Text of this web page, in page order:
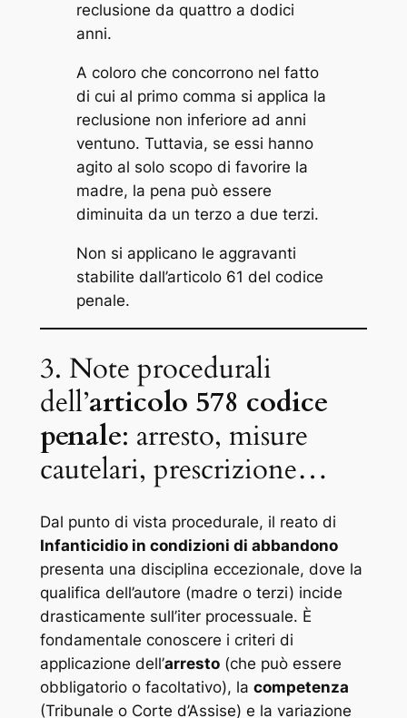
reclusione da quattro a dodici
anni.
A coloro che concorrono nel fatto
di cui al primo comma si applica la
reclusione non inferiore ad anni
ventuno. Tuttavia, se essi hanno
agito al solo scopo di favorire la
madre, la pena può essere
diminuita da un terzo a due terzi.
Non si applicano le aggravanti
stabilite dall’articolo 61 del codice
penale.
3. Note procedurali
dell’articolo 578 codice
penale: arresto, misure
cautelari, prescrizione…
Dal punto di vista procedurale, il reato di
Infanticidio in condizioni di abbandono
presenta una disciplina eccezionale, dove la
qualifica dell’autore (madre o terzi) incide
drasticamente sull’iter processuale. È
fondamentale conoscere i criteri di
applicazione dell’arresto(che può essere
obbligatorio o facoltativo), la competenza
(Tribunale o Corte d’Assise) e la variazione